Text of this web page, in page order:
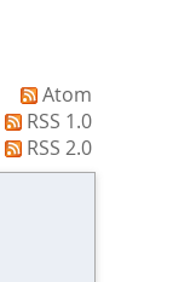
Atom
RSS 1.0
RSS 2.0